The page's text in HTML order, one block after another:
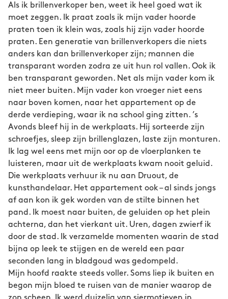
Als ik brillenverkoper ben, weet ik heel goed wat ik
moet zeggen. Ik praat zoals ik mijn vader hoorde
praten toen ik klein was, zoals hij zijn vader hoorde
praten. Een generatie van brillenverkopers die niets
anders kan dan brillenverkoper zijn; mannen die
transparant worden zodra ze uit hun rol vallen. Ook ik
ben transparant geworden. Net als mijn vader kom ik
niet meer buiten. Mijn vader kon vroeger niet eens
naar boven komen, naar het appartement op de
derde verdieping, waar ik na school ging zitten. ’s
Avonds bleef hij in de werkplaats. Hij sorteerde zijn
schroefjes, sleep zijn brillenglazen, laste zijn monturen.
Ik lag wel eens met mijn oor op de vloerplanken te
luisteren, maar uit de werkplaats kwam nooit geluid.
Die werkplaats verhuur ik nu aan Druout, de
kunsthandelaar. Het appartement ook – al sinds jongs
af aan kon ik gek worden van de stilte binnen het
pand. Ik moest naar buiten, de geluiden op het plein
achterna, dan het vierkant uit. Uren, dagen zwierf ik
door de stad. Ik verzamelde momenten waarin de stad
bijna op leek te stijgen en de wereld een paar
seconden lang in bladgoud was gedompeld.
Mijn hoofd raakte steeds voller. Soms liep ik buiten en
begon mijn bloed te ruisen van de manier waarop de